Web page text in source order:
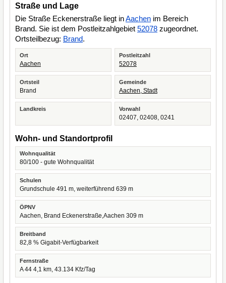
Straße und Lage
Die Straße Eckenerstraße liegt inAachen im Bereich
Brand. Sie ist dem Postleitzahlgebiet 52078 zugeordnet.
Ortsteilbezug: Brand.
Ort
Aachen
Postleitzahl
52078
Ortsteil
Brand
Gemeinde
Aachen, Stadt
Landkreis Vorwahl
02407, 02408, 0241
Wohn- und Standortprofil
Wohnqualität
80/100 - gute Wohnqualität
Schulen
Grundschule 491 m, weiterführend 639 m
ÖPNV
Aachen, Brand Eckenerstraße,Aachen 309 m
Breitband
82,8 % Gigabit-Verfügbarkeit
Fernstraße
A 44 4,1 km, 43.134 Kfz/Tag